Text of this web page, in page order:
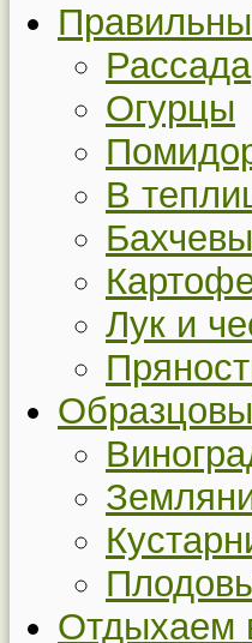
Рассада
Огурцы
В
Лук и
Отдыхаем